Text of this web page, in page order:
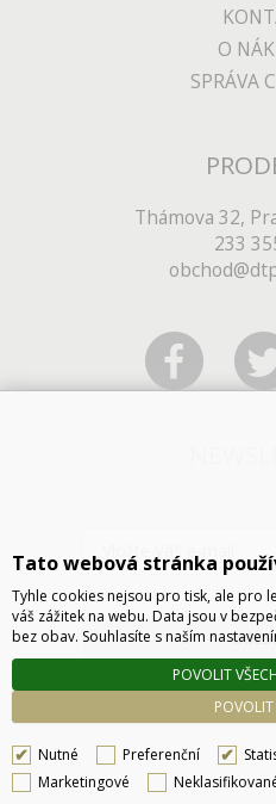
O
SPRÁVA
Thámova 32,
233
Tato webová stránka
Tyhle cookies nejsou pro tisk, ale pro
váš zážitek na webu. Data jsou v
bez obav. Souhlasíte s naším
POVOLIT
Nutné Preferenční
Marketingové